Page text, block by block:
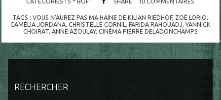
TAGS :VOUS N'AUREZ PAS MA HAINE DE KILIAN RIEDHOF, ZOÉ LORIO
CAMÉLIA JORDANA, CHRISTELLE CORNIL FARIDA RAHOUADJ YANNICK
CHOIRAT, ANNE AZOULAY, CINÉMA PIERRE DELADONCHAMPS
RECHERCHER